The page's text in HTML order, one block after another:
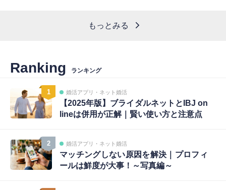
もっとみる
Ranking ランキング
1 婚活アプリ・ネット婚活
【2025年版】ブライダルネットとIBJ on
lineは併用が正解｜賢い使い方と注意点
2 婚活アプリ・ネット婚活
マッチングしない原因を解決｜プロフィ
ールは鮮度が大事！～写真編～